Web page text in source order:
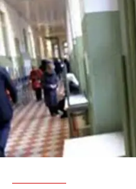
Attualità
Economia e lavoro
Italia Mondo
Sanità
Sport